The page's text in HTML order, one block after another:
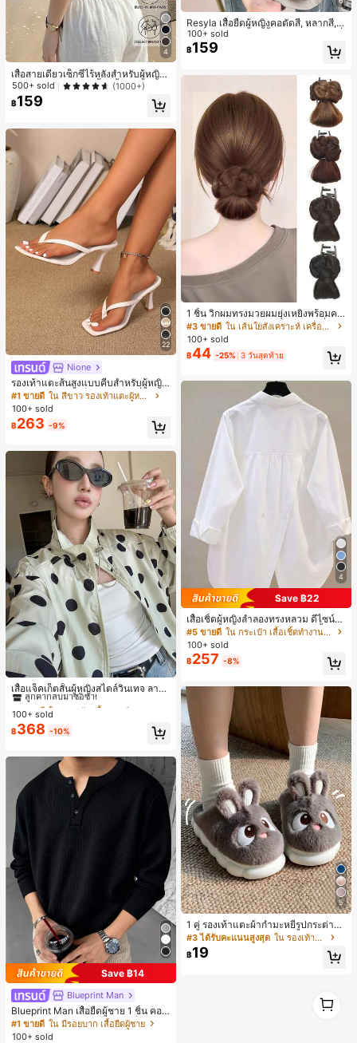
4
เสื้อสายเดี่ยวเซ็กซี่ไร้หลังสำหรับผู้หญิง
พร้อมบราแบบมีฟองน้ำ, เสื้อกล้ามแขน
กุด, เสื้อลำลองสีดำสำหรับฤดูร้อน
500+ sold (1000+)
฿159
22
Nione
รองเท้าแตะส้นสูงแบบคีบสำหรับผู้หญิง
สไตล์คลาสสิก สีบล็อก สไตล์แฟรี่ฤดูร้อ
น ส้นเข็ม รองเท้าแตะแบบคีบ รองเท้าแ
ตะชายหาดแฟชั่นสายไขว้ รองเท้าผู้ห
ญิง สำหรับออฟฟิศ บ้าน กลางแจ้ง ดีไซ
นท์
#1 ขายดี
ใน สีขาว รองเท้าแตะผู้หญิง
100+ sold
฿263 -9%
เสื้อแจ็คเก็ตสั้นผู้หญิงสไตล์วินเทจ ลายจุ
ดขนาดใหญ่ คอตั้ง เอวเข้ารูป แขนพอง
ทรงหลวม แฟชั่นอเนกประสงค์ สำหรับใ
ส่ประจำวันและไปเที่ยวพักผ่อน
#1 ขายดี
ใน กระเป๋า เสื้อคลุมลำลอง
ลูกค้ากลับมาซื้อซ้ำ!
#1 ขายดี ใน กระเป๋า เสื้อคลุมลำลอง
ลูกค้ากลับมาซื้อซ้ำ!
#1 ขายดี ใน กระเป๋า เสื้อคลุมลำลอง
ลูกค้ากลับมาซื้อซ้ำ!
#1 ขายดี ใน กระเป๋า เสื้อคลุมลำลอง
100+ sold
฿368 -10%
Save ฿14
Blueprint Man
Blueprint Man เสื้อยืดผู้ชาย 1 ชิ้น คอเ
ฮนลีย์ ผ้าถักลายวาฟเฟิล คอวีเล็ก ทรงห
ลวม บาง ระบายอากาศได้ดี ใส่สบาย มี
#1 ขายดี ใน มีรอยบาก เสื้อยืดผู้ชาย
100+ sold
Resyla เสื้อยืดผู้หญิงคอตัดสี, หลากสี, ล
ายพิมพ์แมวน่ารัก, เสื้อสำหรับออกไปเที่
ยวฤดูร้อน, ดีไซน์กราฟิก, ความรู้สึกพรีเ
มียม, ลำลองอเนกประสงค์, สวมใส่ประ
เสื้อผ้ากลางแจ้ง
100+ sold
฿159
1 ชิ้น วิกผมทรงมวยผมยุ่งเหยิงพร้อมคลิ
ปหนีบผม, คลิปหนีบผมสังเคราะห์ที่ได้รั
บการอัปเกรดแฟชั่น, วิกผมเส้นใยทนคว
ามร้อนสูงที่ออกแบบมาสำหรับผู้หญิง, ใ
ช้งานง่ายโดยไม่ต้องใช้เครื่องมือ, เหมา
สมบูรณ์แบบสำหรับผู้หญิง คลิปหนีบผม
คลิปหนีบผมสบายๆ แฟชั่นผม คลิปหนีบ
ผมหรูหรา ฤดูร้อน ชายหาด วันหยุด
#3 ขายดี
ใน เส้นใยสังเคราะห์ เครื่องประดับผมผู้หญิง
100+ sold
฿44 -25% 3 วันสุดท้าย
4
Save ฿22
เสื้อเชิ้ตผู้หญิงลำลองทรงหลวม ดีไซน์ผ่
าหลัง คอปกพับ แขนยาว ผ้าทอสีพื้น กร
ะเป๋าผ่าหน้าติดกระดุม สไตล์เรียบหรูสำ
หรับใส่ไปทำงานและใส่ประจำวัน ฤดูใ
บไม้ผลิ/ใบไม้ร่วง สีขาว ลุคสมาร์ทแคช
#5 ขายดี
ใน กระเป๋า เสื้อเชิ้ตทำงานมีกระเป๋า
100+ sold
฿257 -8%
5
1 คู่ รองเท้าแตะผ้ากำมะหยี่รูปกระต่าย
สำหรับผู้หญิง, อบอุ่นและสบาย, เหมาะ
สำหรับใส่ลำลองในฤดูใบไม้ร่วง/ฤดูหน
าว, รองเท้าบ้านผู้หญิงหรูหราใหม่, ส้นเ
น์ในอุดมคติ, รองเท้าแตะคู่รัก, ของขวั
ญวันแม่, สวน, ของตกแต่งห้องครัว, ฤดู
#3 ได้รับคะแนนสูงสุด ใน รองเท้าแตะใส่ในบ้าน
฿19